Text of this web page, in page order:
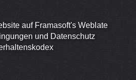
auf Framasoft's Weblate
und Datenschutz